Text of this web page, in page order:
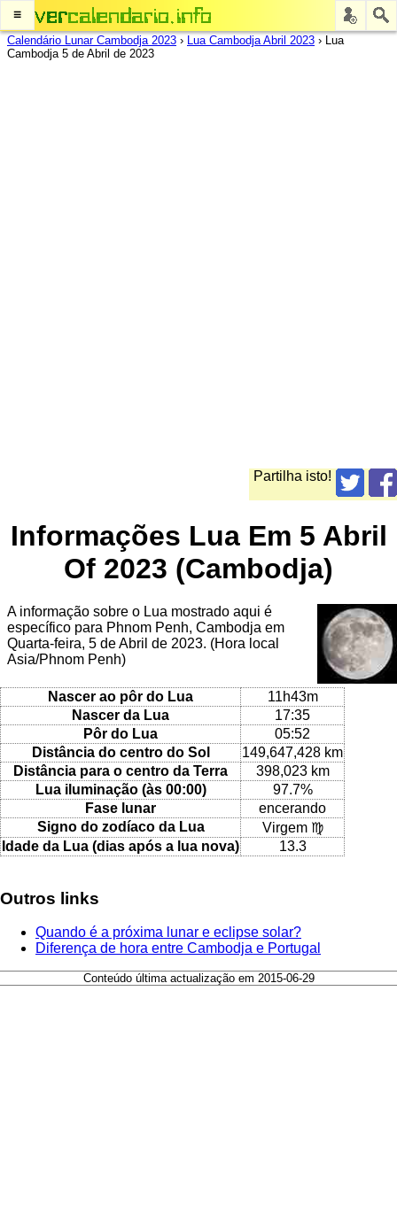
≡
Calendário Lunar Cambodja 2023 › Lua Cambodja Abril 2023 › Lua
Cambodja 5 de Abril de 2023
Partilha isto!
Informações Lua Em 5 Abril
Of 2023 (Cambodja)
A informação sobre o Lua mostrado aqui é
específico para Phnom Penh, Cambodja em
Quarta-feira, 5 de Abril de 2023. (Hora local
Asia/Phnom Penh)
Nascer ao pôr do Lua
11h43m
Nascer da Lua
17:35
Pôr do Lua
05:52
Distância do centro do Sol
149,647,428 km
Distância para o centro da Terra
398,023 km
Lua iluminação (às 00:00)
97.7%
Fase lunar
encerando
Signo do zodíaco da Lua
Virgem ♍
Idade da Lua (dias após a lua nova)
13.3
Outros links
Quando é a próxima lunar e eclipse solar?
Diferença de hora entre Cambodja e Portugal
Conteúdo última actualização em 2015-06-29